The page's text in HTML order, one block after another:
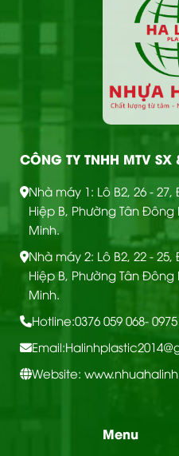
CÔNG TY TNHH MTV
Nhà máy 1: Lô B2, 26 -
Hiệp B, Phường Tân
Minh.
Nhà máy 2: Lô B2, 22 -
Hiệp B, Phường Tân
Minh.
Hotline:0376 059 068-
Email:
Website:
Menu